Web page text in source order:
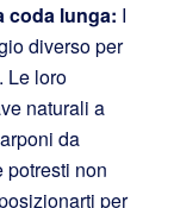
coda lunga: I
diverso per
Le loro
naturali a
da
potresti non
per